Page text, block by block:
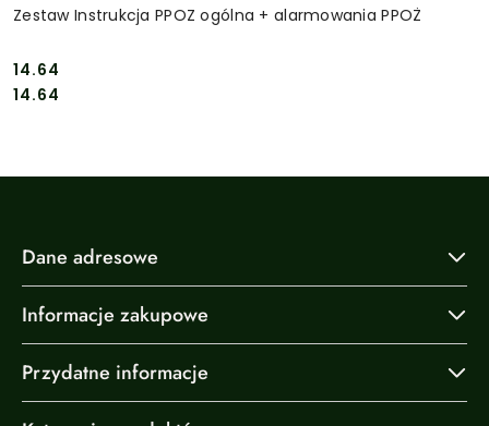
Zestaw Instrukcja PPOZ ogólna + alarmowania PPOŻ
Cena:
14.64
Cena:
14.64
Dane adresowe
Informacje zakupowe
Przydatne informacje